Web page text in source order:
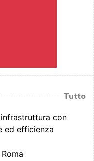
Tutto
con
ed efficienza